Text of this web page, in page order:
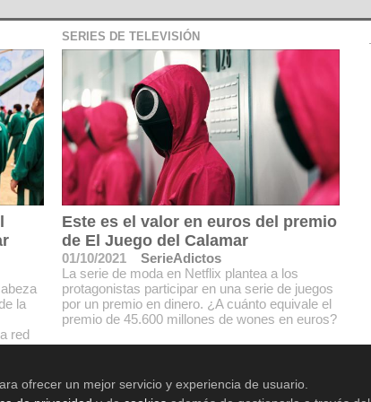
la
red
SERIES DE TELEVISIÓN
Este es el valor en euros del premio
de El Juego del Calamar
01/10/2021
SerieAdictos
La serie de moda en Netflix plantea a los
protagonistas participar en una serie de juegos
por un premio en dinero. ¿A cuánto equivale el
premio de 45.600 millones de wones en euros?
ofrecer un mejor servicio y experiencia de usuario.